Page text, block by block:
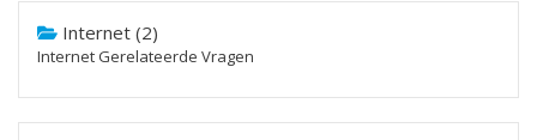
Internet (2)
Internet Gerelateerde Vragen